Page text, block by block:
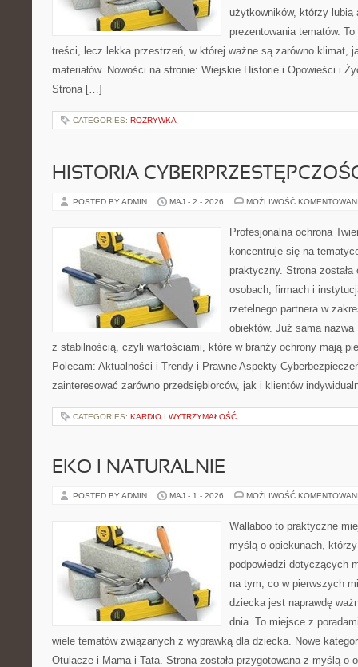
użytkowników, którzy lubią
prezentowania tematów.
treści, lecz lekka przestrzeń, w której ważne są zarówno klimat,
materiałów. Nowości na stronie: Wiejskie Historie i Opowieści i
Strona […]
CATEGORIES: ROZRYWKA
HISTORIA
POSTED BY ADMIN MAJ - 2 - 2026 MOŻLIWOŚĆ
Profesjonalna ochrona
koncentruje się na
praktyczny. Strona
osobach, firmach i
rzetelnego partnera w
obiektów. Już sama nazwa
z stabilnością, czyli wartościami, które w branży ochrony mają
Polecam: Aktualności i Trendy i Prawne Aspekty
zainteresować zarówno przedsiębiorców, jak i klientów
CATEGORIES: KARDIO I WYTRZYMAŁOŚĆ
EKO I NATURALNIE
POSTED BY ADMIN MAJ - 1 - 2026 MOŻLIWOŚĆ
Wallaboo to praktyczne
myślą o opiekunach,
podpowiedzi dotyczących
na tym, co w pierwszych
dziecka jest naprawdę
dnia. To miejsce z
wiele tematów związanych z wyprawką dla dziecka. Nowe
Otulacze i Mama i Tata. Strona została przygotowana z myślą o